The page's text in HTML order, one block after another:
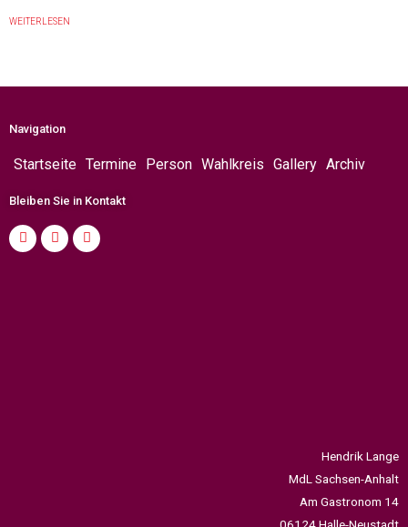
WEITERLESEN
Navigation
Startseite Termine Person Wahlkreis Gallery Archiv
Bleiben Sie in Kontakt
Hendrik Lange
MdL Sachsen-Anhalt
Am Gastronom 14
06124 Halle-Neustadt